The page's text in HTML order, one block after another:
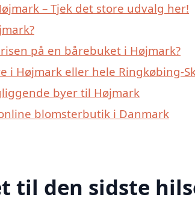
– Tjek det store udvalg her!
på en bårebuket i Højmark?
i Højmark eller hele Ringkøbing-
byer til Højmark
blomsterbutik i Danmark
til den sidste